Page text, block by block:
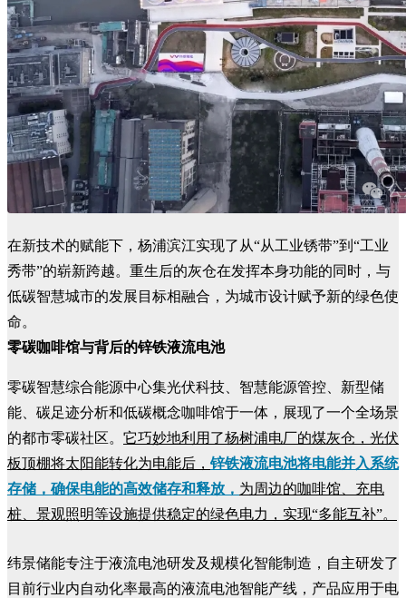
在新技术的赋能下，杨浦滨江实现了从“从工业锈带”到“工业
秀带”的崭新跨越。重生后的灰仓在发挥本身功能的同时，与
低碳智慧城市的发展目标相融合，为城市设计赋予新的绿色使
命。
零碳咖啡馆与背后的锌铁液流电池
零碳智慧综合能源中心集光伏科技、智慧能源管控、新型储
能、碳足迹分析和低碳概念咖啡馆于一体，展现了一个全场景
的都市零碳社区。 它巧妙地利用了杨树浦电厂的煤灰仓，光伏
板顶棚将太阳能转化为电能后， 锌铁液流电池将电能并入系统
存储，确保电能的高效储存和释放， 为周边的咖啡馆、充电
桩、景观照明等设施提供稳定的绿色电力，实现“多能互补”。
纬景储能专注于液流电池研发及规模化智能制造，自主研发了
目前行业内自动化率最高的液流电池智能产线，产品应用于电